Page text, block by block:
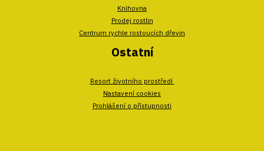
Knihovna
Prodej rostlin
Centrum rychle rostoucích dřevin
Ostatní
Resort životního prostředí
Nastavení cookies
Prohlášení o přístupnosti